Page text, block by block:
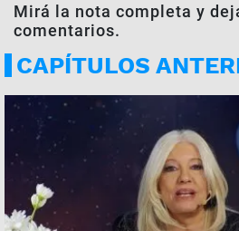
Mirá la nota completa y
comentarios.
CAPÍTULOS